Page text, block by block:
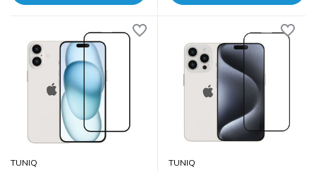
TUNIQ TUNIQ